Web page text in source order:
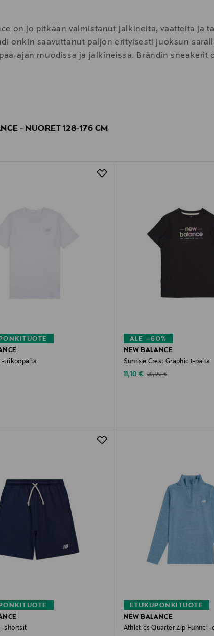
on jo pitkään valmistanut jalkineita, vaatteita ja
onkin saavuttanut paljon erityisesti juoksun
ajan muodissa ja jalkineissa. Brändin sneakerit
mukavuus ja laatu.
- NUORET 128-176 CM
-trikoopaita
ALE –60%
NEW BALANCE
Sunrise Crest Graphic t-paita
Discounted Price
11,10 € Original Price
28,00 €
-shortsit
ETUKUPONKITUOTE
NEW BALANCE
Athletics Quarter Zip Funnel -